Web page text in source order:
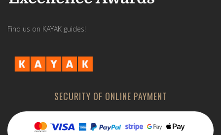
Find us on KAYAK guides!
SECURITY OF ONLINE PAYMENT